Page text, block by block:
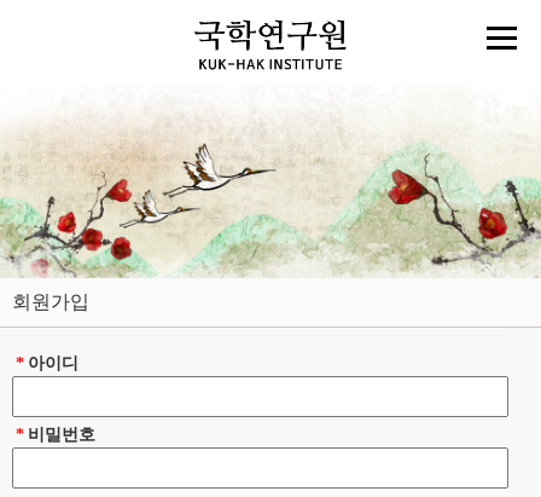
회원가입
아이디
*
비밀번호
*